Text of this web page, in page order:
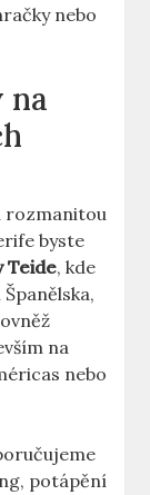
nebo
na
rozmanitou
byste
Teide, kde
na
nebo
potápění